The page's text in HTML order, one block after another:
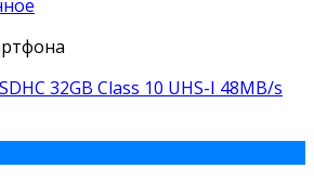
32GB Class 10 UHS-I 48MB/s